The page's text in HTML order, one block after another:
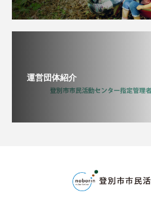
運営団体紹介